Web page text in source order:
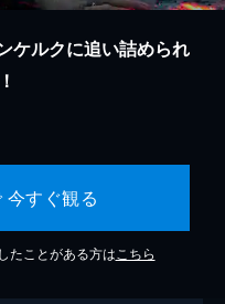
ケルクに追い詰められ
今すぐ観る
たことがある方は こちら